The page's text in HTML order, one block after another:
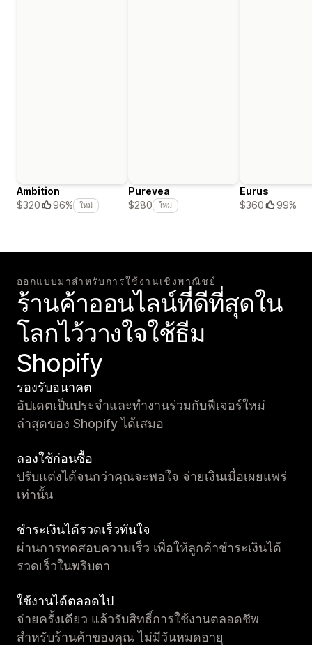
Ambition
$320
96% ใหม่
Purevea
$280
ใหม่
Eurus
$360
99%
ออกแบบมาสำหรับการใช้งานเชิงพาณิชย์
ร้านค้าออนไลน์ที่ดีที่สุดใน
โลกไว้วางใจใช้ธีม
Shopify
รองรับอนาคต
อัปเดตเป็นประจำและทำงานร่วมกับฟีเจอร์ใหม่
ล่าสุดของ Shopify ได้เสมอ
ลองใช้ก่อนซื้อ
ปรับแต่งได้จนกว่าคุณจะพอใจ จ่ายเงินเมื่อเผยแพร่
เท่านั้น
ชำระเงินได้รวดเร็วทันใจ
ผ่านการทดสอบความเร็ว เพื่อให้ลูกค้าชำระเงินได้
รวดเร็วในพริบตา
ใช้งานได้ตลอดไป
จ่ายครั้งเดียว แล้วรับสิทธิ์การใช้งานตลอดชีพ
สำหรับร้านค้าของคุณ ไม่มีวันหมดอายุ